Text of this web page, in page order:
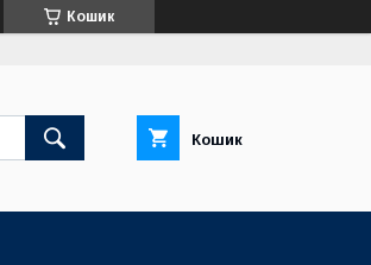
Кошик
Кошик